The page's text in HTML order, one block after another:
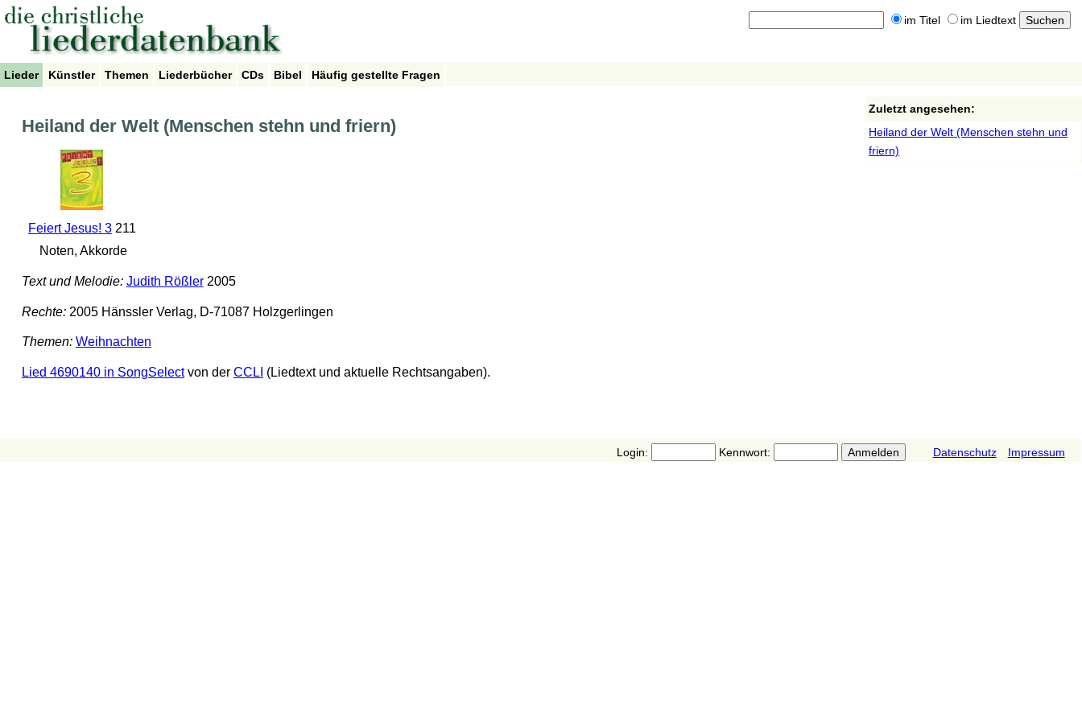
im Titel im Liedtext
Lieder Künstler Themen Liederbücher CDs Bibel Häufig gestellte Fragen
Heiland der Welt (Menschen stehn und friern)
Feiert Jesus! 3211
Noten, Akkorde
Text und Melodie: Judith Rößler2005
Rechte:2005 Hänssler Verlag, D-71087 Holzgerlingen
Themen: Weihnachten
Lied 4690140 in SongSelectvon der CCLI (Liedtext und aktuelle Rechtsangaben).
Zuletzt angesehen:
Heiland der Welt (Menschen stehn und
friern)
Login: Kennwort: Datenschutz Impressum